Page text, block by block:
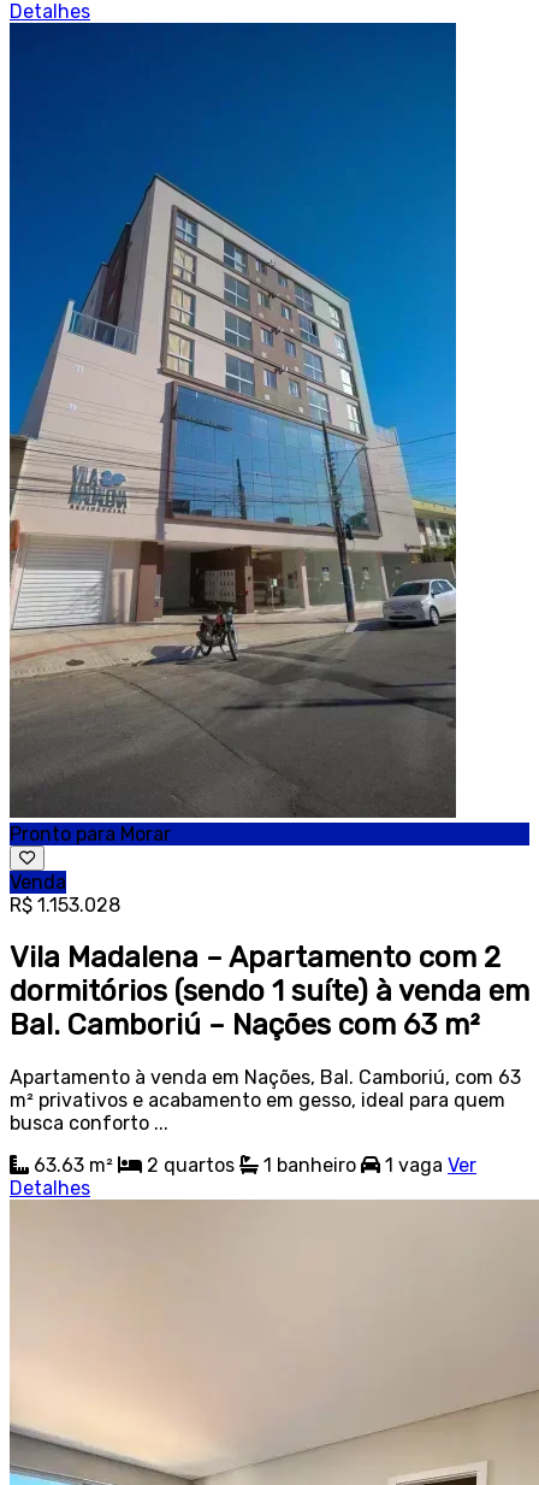
Detalhes
Pronto para Morar
Venda
R$ 1.153.028
Vila Madalena – Apartamento com 2
dormitórios (sendo 1 suíte) à venda em
Bal. Camboriú – Nações com 63 m²
Apartamento à venda em Nações, Bal. Camboriú, com 63
m² privativos e acabamento em gesso, ideal para quem
busca conforto ...
63.63 m²
2 quartos 1 banheiro 1 vaga Ver
Detalhes